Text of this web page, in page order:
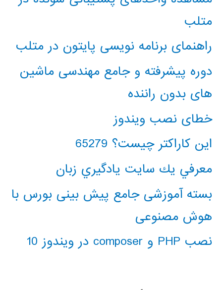
متلب
راهنمای برنامه نویسی پایتون در متلب
دوره پیشرفته و جامع مهندسی ماشین
های بدون راننده
خطای نصب ویندوز
این کاراکتر چیست؟ 65279
معرفي يك سايت يادگيري زبان
بسته آموزشی جامع پیش بینی بورس با
هوش مصنوعی
نصب PHP و composer در ویندوز 10